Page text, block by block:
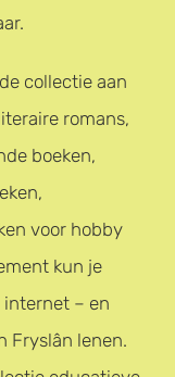
collectie aan
romans,
boeken,
voor hobby
kun je
internet – en
Fryslân lenen.